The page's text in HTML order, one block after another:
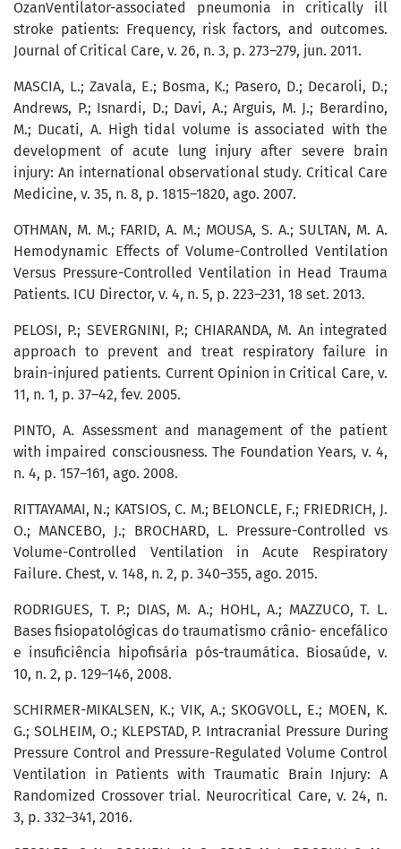
OzanVentilator-associated pneumonia in critically ill
stroke patients: Frequency, risk factors, and outcomes.
Journal of Critical Care, v. 26, n. 3, p. 273–279, jun. 2011.
MASCIA, L.; Zavala, E.; Bosma, K.; Pasero, D.; Decaroli, D.;
Andrews, P.; Isnardi, D.; Davi, A.; Arguis, M. J.; Berardino,
M.; Ducati, A. High tidal volume is associated with the
development of acute lung injury after severe brain
injury: An international observational study. Critical Care
Medicine, v. 35, n. 8, p. 1815–1820, ago. 2007.
OTHMAN, M. M.; FARID, A. M.; MOUSA, S. A.; SULTAN, M. A.
Hemodynamic Effects of Volume-Controlled Ventilation
Versus Pressure-Controlled Ventilation in Head Trauma
Patients. ICU Director, v. 4, n. 5, p. 223–231, 18 set. 2013.
PELOSI, P.; SEVERGNINI, P.; CHIARANDA, M. An integrated
approach to prevent and treat respiratory failure in
brain-injured patients. Current Opinion in Critical Care, v.
11, n. 1, p. 37–42, fev. 2005.
PINTO, A. Assessment and management of the patient
with impaired consciousness. The Foundation Years, v. 4,
n. 4, p. 157–161, ago. 2008.
RITTAYAMAI, N.; KATSIOS, C. M.; BELONCLE, F.; FRIEDRICH, J.
O.; MANCEBO, J.; BROCHARD, L. Pressure-Controlled vs
Volume-Controlled Ventilation in Acute Respiratory
Failure. Chest, v. 148, n. 2, p. 340–355, ago. 2015.
RODRIGUES, T. P.; DIAS, M. A.; HOHL, A.; MAZZUCO, T. L.
Bases fisiopatológicas do traumatismo crânio- encefálico
e insuficiência hipofisária pós-traumática. Biosaúde, v.
10, n. 2, p. 129–146, 2008.
SCHIRMER-MIKALSEN, K.; VIK, A.; SKOGVOLL, E.; MOEN, K.
G.; SOLHEIM, O.; KLEPSTAD, P. Intracranial Pressure During
Pressure Control and Pressure-Regulated Volume Control
Ventilation in Patients with Traumatic Brain Injury: A
Randomized Crossover trial. Neurocritical Care, v. 24, n.
3, p. 332–341, 2016.